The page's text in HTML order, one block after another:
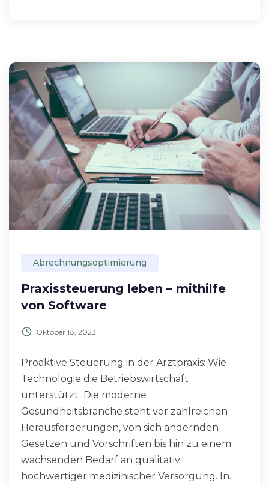
Abrechnungsoptimierung
Praxissteuerung leben – mithilfe
von Software
Oktober 18, 2023
Proaktive Steuerung in der Arztpraxis: Wie
Technologie die Betriebswirtschaft
unterstützt Die moderne
Gesundheitsbranche steht vor zahlreichen
Herausforderungen, von sich ändernden
Gesetzen und Vorschriften bis hin zu einem
wachsenden Bedarf an qualitativ
hochwertiger medizinischer Versorgung. In...